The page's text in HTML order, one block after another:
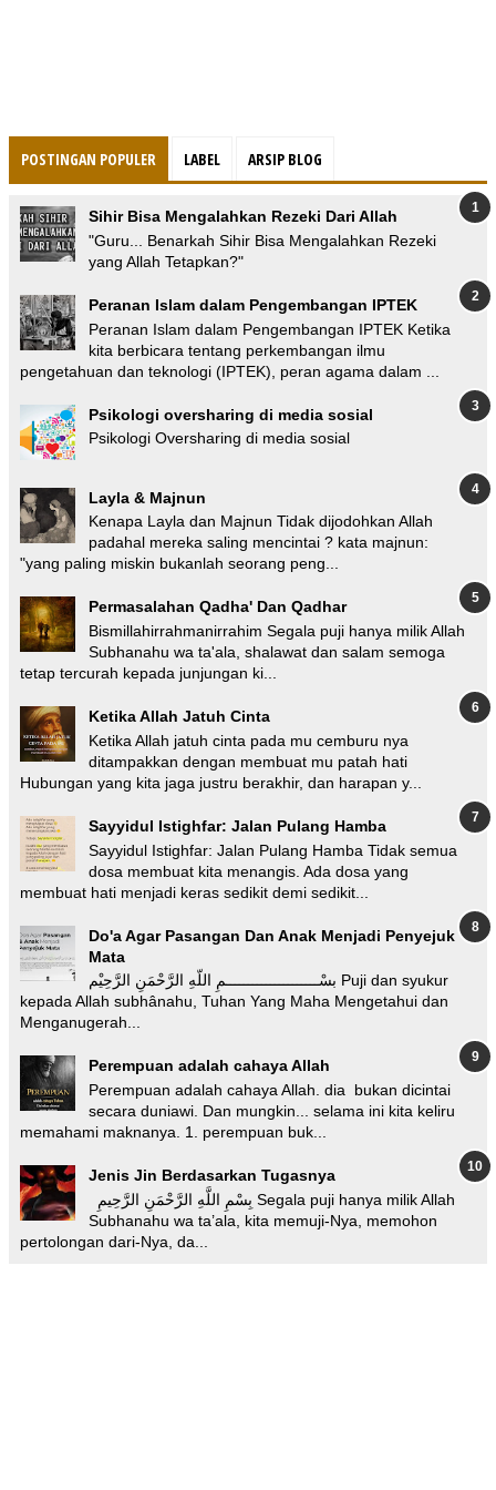
POSTINGAN POPULER LABEL ARSIP BLOG
Sihir Bisa Mengalahkan Rezeki Dari Allah
"Guru... Benarkah Sihir Bisa Mengalahkan Rezeki
yang Allah Tetapkan?"
Peranan Islam dalam Pengembangan IPTEK
Peranan Islam dalam Pengembangan IPTEK Ketika
kita berbicara tentang perkembangan ilmu
pengetahuan dan teknologi (IPTEK), peran agama dalam ...
Psikologi oversharing di media sosial
Psikologi Oversharing di media sosial
Layla & Majnun
Kenapa Layla dan Majnun Tidak dijodohkan Allah
padahal mereka saling mencintai ? kata majnun:
"yang paling miskin bukanlah seorang peng...
Permasalahan Qadha' Dan Qadhar
Bismillahirrahmanirrahim Segala puji hanya milik Allah
Subhanahu wa ta'ala, shalawat dan salam semoga
tetap tercurah kepada junjungan ki...
Ketika Allah Jatuh Cinta
Ketika Allah jatuh cinta pada mu cemburu nya
ditampakkan dengan membuat mu patah hati
Hubungan yang kita jaga justru berakhir, dan harapan y...
Sayyidul Istighfar: Jalan Pulang Hamba
Sayyidul Istighfar: Jalan Pulang Hamba Tidak semua
dosa membuat kita menangis. Ada dosa yang
membuat hati menjadi keras sedikit demi sedikit...
Do'a Agar Pasangan Dan Anak Menjadi Penyejuk
Mata
بسْـــــــــــــــــــــمِ اللّهِ الرَّحْمَنِ الرَّحِيْم Puji dan syukur
kepada Allah subhânahu, Tuhan Yang Maha Mengetahui dan
Menganugerah...
Perempuan adalah cahaya Allah
Perempuan adalah cahaya Allah. dia bukan dicintai
secara duniawi. Dan mungkin... selama ini kita keliru
memahami maknanya. 1. perempuan buk...
Jenis Jin Berdasarkan Tugasnya
Subhanahu wa ta’ala, kita memuji-Nya, memohon
pertolongan dari-Nya, da...